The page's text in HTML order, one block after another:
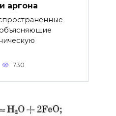
аргона
730